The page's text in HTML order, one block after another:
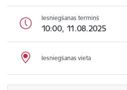
Iesniegšanas termiņš
10:00, 11.08.2025
Iesniegšanas vieta